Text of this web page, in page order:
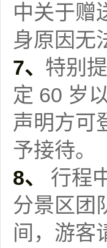
中关于赠
身原因无
7、 特别
定 60 岁
声明方可
予接待。
8、
行程
分景区团
间，游客